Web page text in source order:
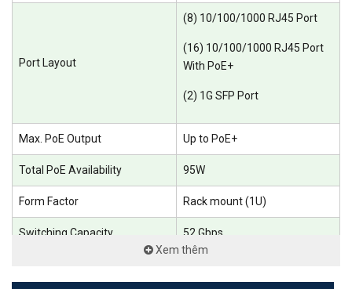
<Hotline: 0828.011.011 - (028)7300.2021 - VoHoang.vn>
Port Layout
(8) 10/100/1000 RJ45 Port
(16) 10/100/1000 RJ45 Port
With PoE+
(2) 1G SFP Port
Max. PoE Output Up to PoE+
Total PoE Availability 95W
Form Factor Rack mount (1U)
Switching Capacity 52 Gbps
Throughput
Xem thêm